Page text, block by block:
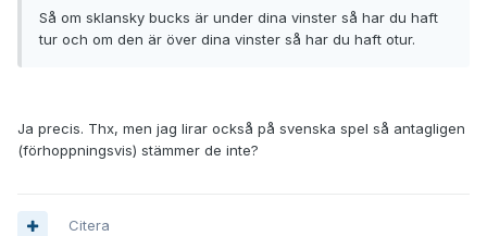
Så om sklansky bucks är under dina vinster så har du haft
tur och om den är över dina vinster så har du haft otur.
Ja precis. Thx, men jag lirar också på svenska spel så antagligen
(förhoppningsvis) stämmer de inte?
Citera